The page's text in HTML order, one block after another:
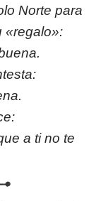
Norte para
«regalo»:
a ti no te